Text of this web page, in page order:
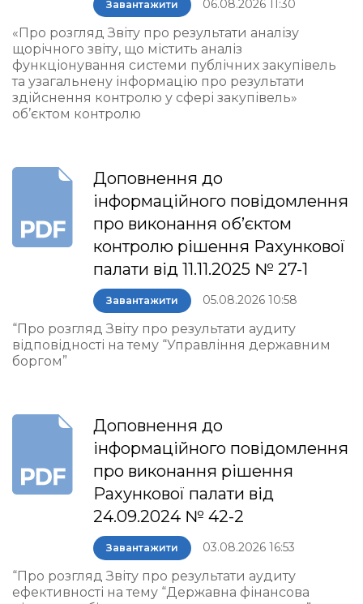
Завантажити 06.08.2026 11:30
«Про розгляд Звіту про результати аналізу
щорічного звіту, що містить аналіз
функціонування системи публічних закупівель
та узагальнену інформацію про результати
здійснення контролю у сфері закупівель»
об’єктом контролю
Доповнення до
інформаційного повідомлення
про виконання об’єктом
контролю рішення Рахункової
палати від 11.11.2025 № 27-1
Завантажити 05.08.2026 10:58
“Про розгляд Звіту про результати аудиту
відповідності на тему “Управління державним
боргом”
Доповнення до
інформаційного повідомлення
про виконання рішення
Рахункової палати від
24.09.2024 № 42-2
Завантажити 03.08.2026 16:53
“Про розгляд Звіту про результати аудиту
ефективності на тему “Державна фінансова